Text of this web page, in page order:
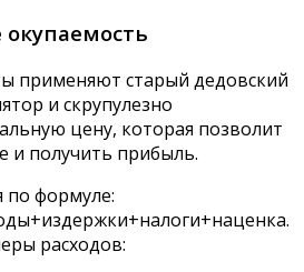
применяют старый дедовский
и скрупулезно
цену, которая позволит
и получить прибыль.
по формуле:
расходов: